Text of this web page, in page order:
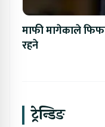
माफी मागेकाले
रहने
ट्रेन्डिङ